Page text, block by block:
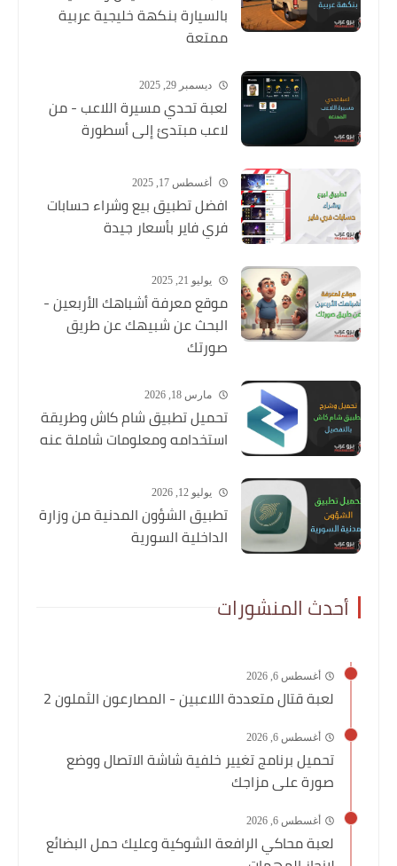
بالسيارة بنكهة خليجية عربية
ممتعة
ديسمبر 29, 2025
لعبة تحدي مسيرة اللاعب - من
لاعب مبتدئ إلى أسطورة
أغسطس 17, 2025
افضل تطبيق بيع وشراء حسابات
فري فاير بأسعار جيدة
يوليو 21, 2025
موقع معرفة أشباهك الأربعين -
البحث عن شبيهك عن طريق
صورتك
مارس 18, 2026
تحميل تطبيق شام كاش وطريقة
استخدامه ومعلومات شاملة عنه
يوليو 12, 2026
تطبيق الشؤون المدنية من وزارة
الداخلية السورية
أحدث المنشورات
أغسطس 6, 2026
لعبة قتال متعددة اللاعبين - المصارعون الثملون 2
أغسطس 6, 2026
تحميل برنامج تغيير خلفية شاشة الاتصال ووضع
صورة على مزاجك
أغسطس 6, 2026
لعبة محاكي الرافعة الشوكية وعليك حمل البضائع